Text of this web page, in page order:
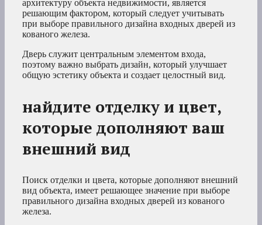
архитектуру объекта недвижимости, является
решающим фактором, который следует учитывать
при выборе правильного дизайна входных дверей из
кованого железа.
Дверь служит центральным элементом входа,
поэтому важно выбрать дизайн, который улучшает
общую эстетику объекта и создает целостный вид.
найдите отделку и цвет,
которые дополняют ваш
внешний вид
Поиск отделки и цвета, которые дополняют внешний
вид объекта, имеет решающее значение при выборе
правильного дизайна входных дверей из кованого
железа.